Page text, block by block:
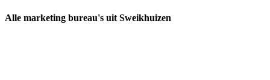
Alle marketing bureau's uit Sweikhuizen